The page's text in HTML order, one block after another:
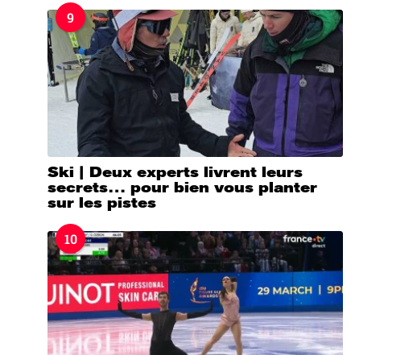
9
Ski | Deux experts livrent leurs
secrets… pour bien vous planter
sur les pistes
10